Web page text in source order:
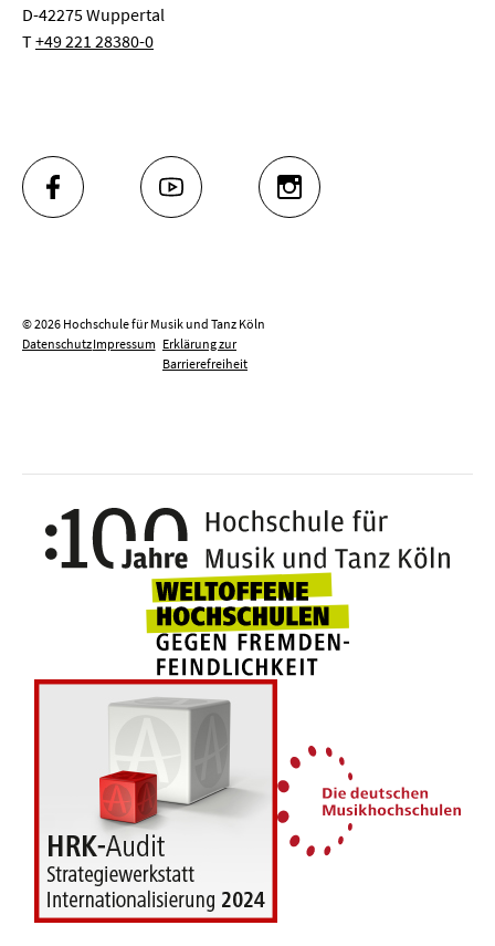
D-42275 Wuppertal
T+49 221 28380-0
FACEBOOK YOUTUBE INSTAGRAM
© 2026 Hochschule für Musik und Tanz Köln
DatenschutzImpressum Erklärung zur
Barrierefreiheit